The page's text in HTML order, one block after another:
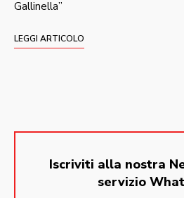
Gallinella”
LEGGI ARTICOLO
Iscriviti alla nostra
servizio